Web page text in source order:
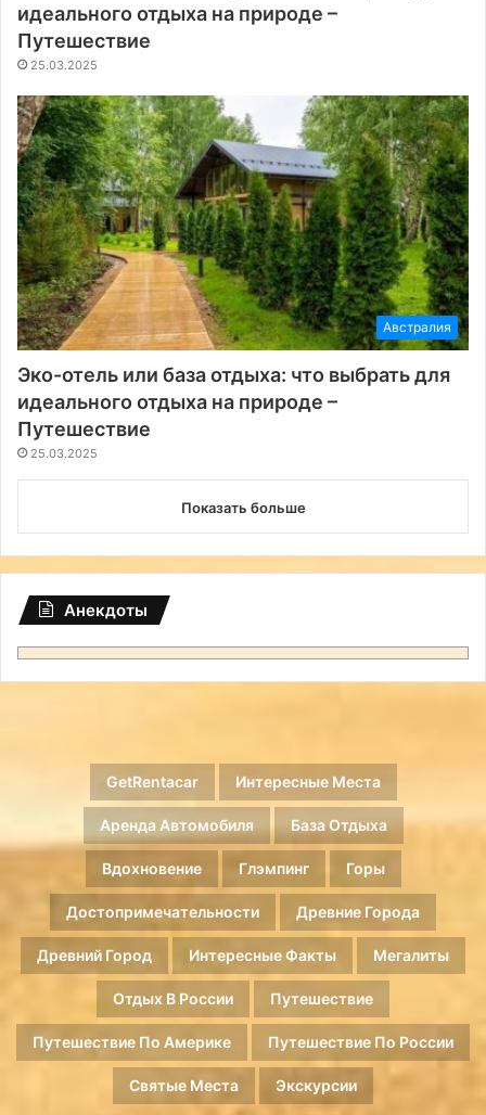
идеального отдыха на природе –
Путешествие
25.03.2025
Австралия
Эко-отель или база отдыха: что выбрать для
идеального отдыха на природе –
Путешествие
25.03.2025
Показать больше
Анекдоты
GetRentacar Интересные Места
Аренда Автомобиля База Отдыха
Вдохновение Глэмпинг Горы
Достопримечательности Древние Города
Древний Город Интересные Факты Мегалиты
Отдых В России Путешествие
Путешествие По Америке Путешествие По России
Святые Места Экскурсии